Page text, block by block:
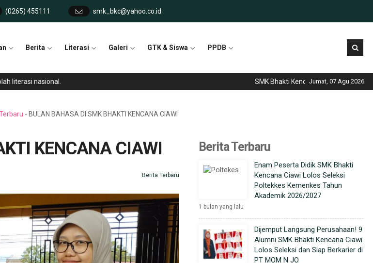
(0265) 455111 smk_bkc@yahoo.co.id
Berita Literasi Galeri GTK & Siswa PPDB
Jumat, 07 Agu 2026
SMK Bhakti Kencana Ciawi telah menjadi
literasi nasional.
- BULAN BAHASA DI SMK BHAKTI KENCANA CIAWI
KENCANA CIAWI
Berita Terbaru
Berita Terbaru
Enam Peserta Didik SMK Bhakti
Kencana Ciawi Lolos Seleksi
Poltekkes Kemenkes Tahun
Akademik 2026/2027
1 bulan yang lalu
Dijemput Langsung Perusahaan! 9
Alumni SMK Bhakti Kencana Ciawi
Lolos Seleksi dan Siap Berkarier di
PT MOM N JO